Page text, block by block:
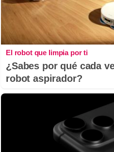
El robot que limpia por ti
¿Sabes por qué cada
robot aspirador?